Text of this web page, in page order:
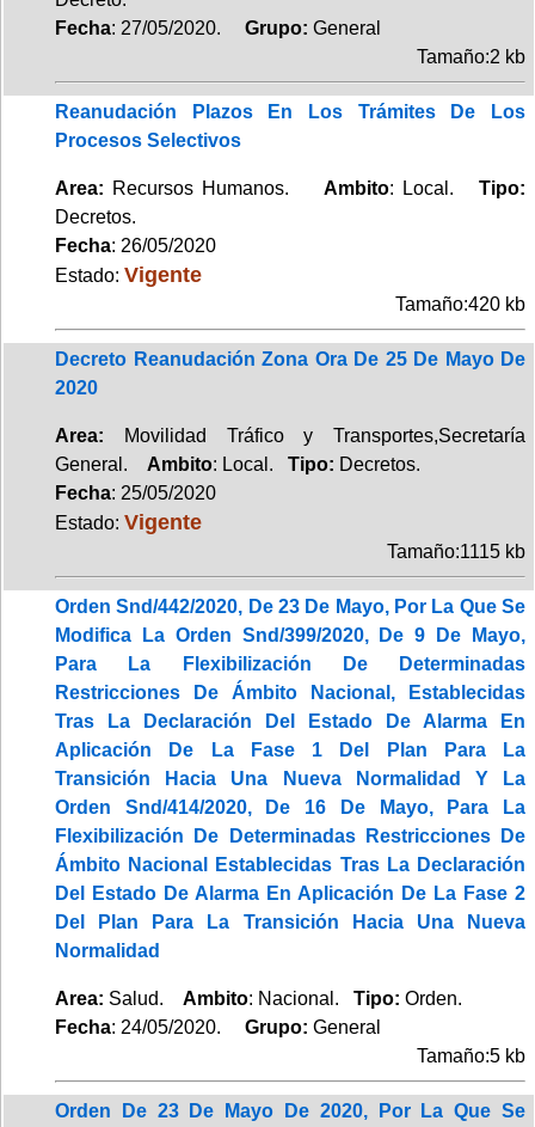
Fecha: 27/05/2020. Grupo: General
Tamaño:2 kb
Reanudación Plazos En Los Trámites De Los
Procesos Selectivos
Area: Recursos Humanos. Ambito: Local.Tipo:
Decretos.
Fecha: 26/05/2020
Estado: Vigente
Tamaño:420 kb
Decreto Reanudación Zona Ora De 25 De Mayo De
2020
Area: Movilidad Tráfico y Transportes,Secretaría
General. Ambito: Local. Tipo: Decretos.
Fecha: 25/05/2020
Estado: Vigente
Tamaño:1115 kb
Orden Snd/442/2020, De 23 De Mayo, Por La Que Se
Modifica La Orden Snd/399/2020, De 9 De Mayo,
Para La Flexibilización De Determinadas
Restricciones De Ámbito Nacional, Establecidas
Tras La Declaración Del Estado De Alarma En
Aplicación De La Fase 1 Del Plan Para La
Transición Hacia Una Nueva Normalidad Y La
Orden Snd/414/2020, De 16 De Mayo, Para La
Flexibilización De Determinadas Restricciones De
Ámbito Nacional Establecidas Tras La Declaración
Del Estado De Alarma En Aplicación De La Fase 2
Del Plan Para La Transición Hacia Una Nueva
Normalidad
Area: Salud. Ambito: Nacional. Tipo: Orden.
Fecha: 24/05/2020. Grupo: General
Tamaño:5 kb
Orden De 23 De Mayo De 2020, Por La Que Se